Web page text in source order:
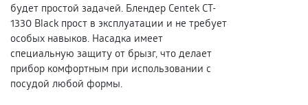
будет простой задачей. Блендер Centek CT-
1330 Black прост в эксплуатации и не требует
особых навыков. Насадка имеет
специальную защиту от брызг, что делает
прибор комфортным при использовании с
посудой любой формы.